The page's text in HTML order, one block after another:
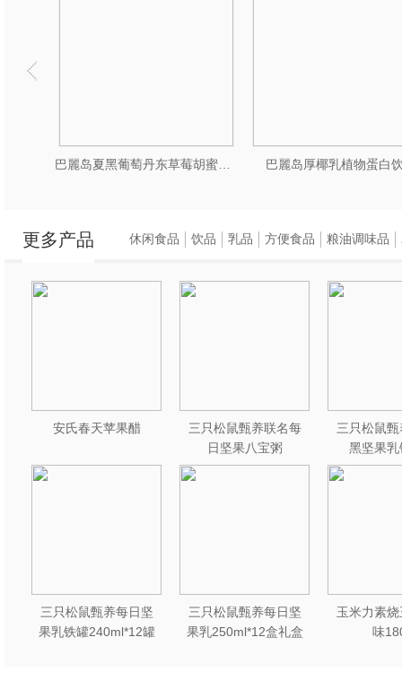
巴麗岛厚椰乳植物蛋白
更多产品
安氏春天苹果醋
三只松鼠甄养联名每
日坚果八宝粥
330g*12罐礼盒装
三只松鼠
黑坚果乳
240ml*20
三只松鼠甄养每日坚
果乳铁罐240ml*12罐
三只松鼠甄养每日坚
果乳250ml*12盒礼盒
玉米力素
味
休闲食品 饮品 乳品 方便食品 粮油调味品